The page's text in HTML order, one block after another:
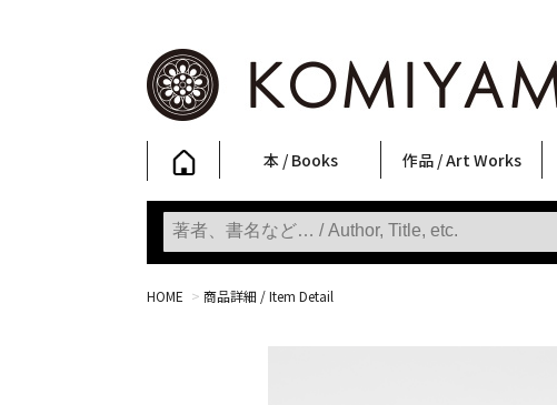
本 / Books
写真集
Photobooks
ファッション
Fashion
アート / 美術
Art
文学・人文
Literature & Humanities
日本文化
Japanese Culture
新刊
New Books
SALE
SALE
作品 / Art Works
フォトグラフィー
Photography
ポスター
Posters
ストリートアート
Street Art
立体・その他
Sculptures / etc
アートワークス
Art Works
Primary Artworks
KOMIYAMA TOKYO ART LABEL
版画
Prints
HOME > 商品詳細 / Item Detail